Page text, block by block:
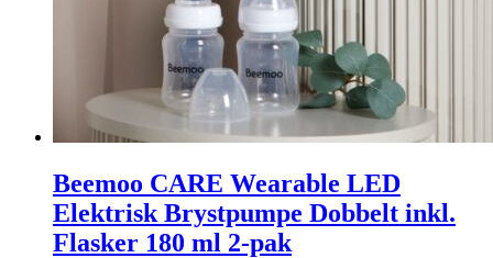
Beemoo CARE Wearable LED
Elektrisk Brystpumpe Dobbelt inkl.
Flasker 180 ml 2-pak